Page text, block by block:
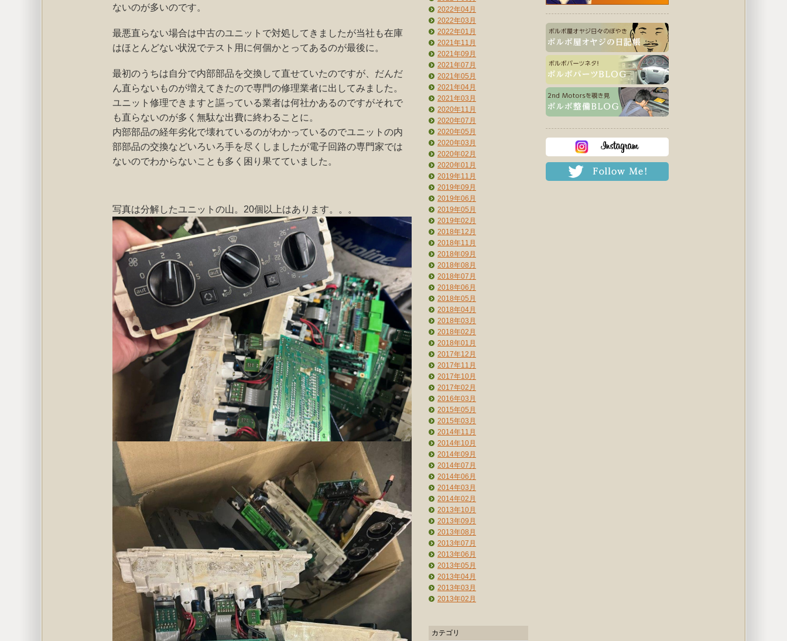
ないのが多いのです。
最悪直らない場合は中古のユニットで対処してきましたが当社も在庫
はほとんどない状況でテスト用に何個かとってあるのが最後に。
最初のうちは自分で内部部品を交換して直せていたのですが、だんだ
ん直らないものが増えてきたので専門の修理業者に出してみました。
ユニット修理できますと謳っている業者は何社かあるのですがそれで
も直らないのが多く無駄な出費に終わることに。
内部部品の経年劣化で壊れているのがわかっているのでユニットの内
部部品の交換などいろいろ手を尽くしましたが電子回路の専門家では
ないのでわからないことも多く困り果てていました。
写真は分解したユニットの山。20個以上はあります。。。
2022年04月
2022年03月
2022年01月
2021年11月
2021年09月
2021年07月
2021年05月
2021年04月
2021年03月
2020年11月
2020年07月
2020年05月
2020年03月
2020年02月
2020年01月
2019年11月
2019年09月
2019年06月
2019年05月
2019年02月
2018年12月
2018年11月
2018年09月
2018年08月
2018年07月
2018年06月
2018年05月
2018年04月
2018年03月
2018年02月
2018年01月
2017年12月
2017年11月
2017年10月
2017年02月
2016年03月
2015年05月
2015年03月
2014年11月
2014年10月
2014年09月
2014年07月
2014年06月
2014年03月
2014年02月
2013年10月
2013年09月
2013年08月
2013年07月
2013年06月
2013年05月
2013年04月
2013年03月
2013年02月
カテゴリ